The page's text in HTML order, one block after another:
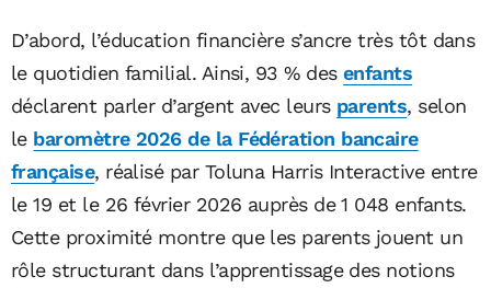
D’abord, l’éducation financière s’ancre très tôt dans
le quotidien familial. Ainsi, 93 % des enfants
déclarent parler d’argent avec leurs parents, selon
le baromètre 2026 de la Fédération bancaire
française, réalisé par Toluna Harris Interactive entre
le 19 et le 26 février 2026 auprès de 1 048 enfants.
Cette proximité montre que les parents jouent un
rôle structurant dans l’apprentissage des notions